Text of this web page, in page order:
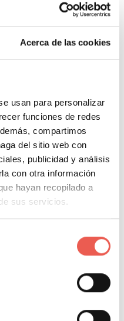
Acerca de las cookies
usan para personalizar
funciones de redes
compartimos
del sitio web con
publicidad y análisis
con otra información
hayan recopilado a
sus servicios.
para obtener una
que el aprendizaje
en el sector. El equipo
empresarios,
activos en los
actualmente en el
con las
profesionales serán
a los alumnos y
y de